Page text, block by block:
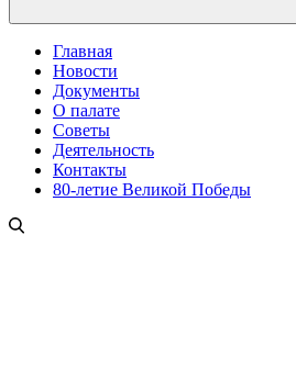
Главная
Новости
Документы
О палате
Советы
Деятельность
Контакты
80-летие Великой Победы